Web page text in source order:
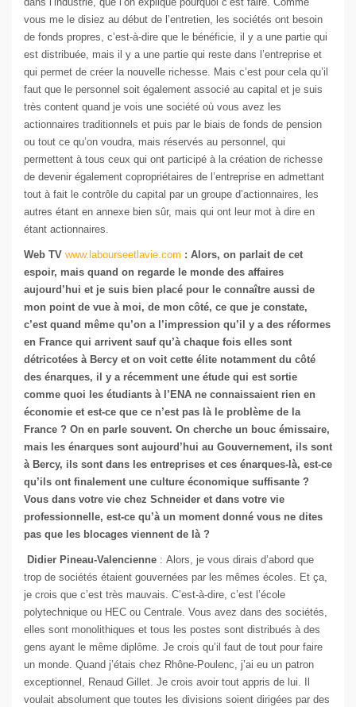
vous me le disiez au début de l’entretien, les sociétés ont besoin
de fonds propres, c’est-à-dire que le bénéficie, il y a une partie qui
est distribuée, mais il y a une partie qui reste dans l’entreprise et
qui permet de créer la nouvelle richesse. Mais c’est pour cela qu’il
faut que le personnel soit également associé au capital et je suis
très content quand je vois une société où vous avez les
actionnaires traditionnels et puis par le biais de fonds de pension
ou tout ce qu’on voudra, mais réservés au personnel, qui
permettent à tous ceux qui ont participé à la création de richesse
de devenir également copropriétaires de l’entreprise en admettant
tout à fait le contrôle du capital par un groupe d’actionnaires, les
autres étant en annexe bien sûr, mais qui ont leur mot à dire en
étant actionnaires.
Web TV www.labourseetlavie.com : Alors, on parlait de cet
espoir, mais quand on regarde le monde des affaires
aujourd’hui et je suis bien placé pour le connaître aussi de
mon point de vue à moi, de mon côté, ce que je constate,
c’est quand même qu’on a l’impression qu’il y a des réformes
en France qui arrivent sauf qu’à chaque fois elles sont
détricotées à Bercy et on voit cette élite notamment du côté
des énarques, il y a récemment une étude qui est sortie
comme quoi les étudiants à l’ENA ne connaissaient rien en
économie et est-ce que ce n’est pas là le problème de la
France ? On en parle souvent. On cherche un bouc émissaire,
mais les énarques sont aujourd’hui au Gouvernement, ils sont
à Bercy, ils sont dans les entreprises et ces énarques-là, est-ce
qu’ils ont finalement une culture économique suffisante ?
Vous dans votre vie chez Schneider et dans votre vie
professionnelle, est-ce qu’à un moment donné vous ne dites
pas que les blocages viennent de là ?
Didier Pineau-Valencienne : Alors, je vous dirais d’abord que
trop de sociétés étaient gouvernées par les mêmes écoles. Et ça,
je crois que c’est très mauvais. C’est-à-dire, c’est l’école
polytechnique ou HEC ou Centrale. Vous avez dans des sociétés,
elles sont monolithiques et tous les postes sont distribués à des
gens ayant le même diplôme. Je crois qu’il faut de tout pour faire
un monde. Quand j’étais chez Rhône-Poulenc, j’ai eu un patron
exceptionnel, Renaud Gillet. Je crois avoir tout appris de lui. Il
voulait absolument que toutes les divisions soient dirigées par des